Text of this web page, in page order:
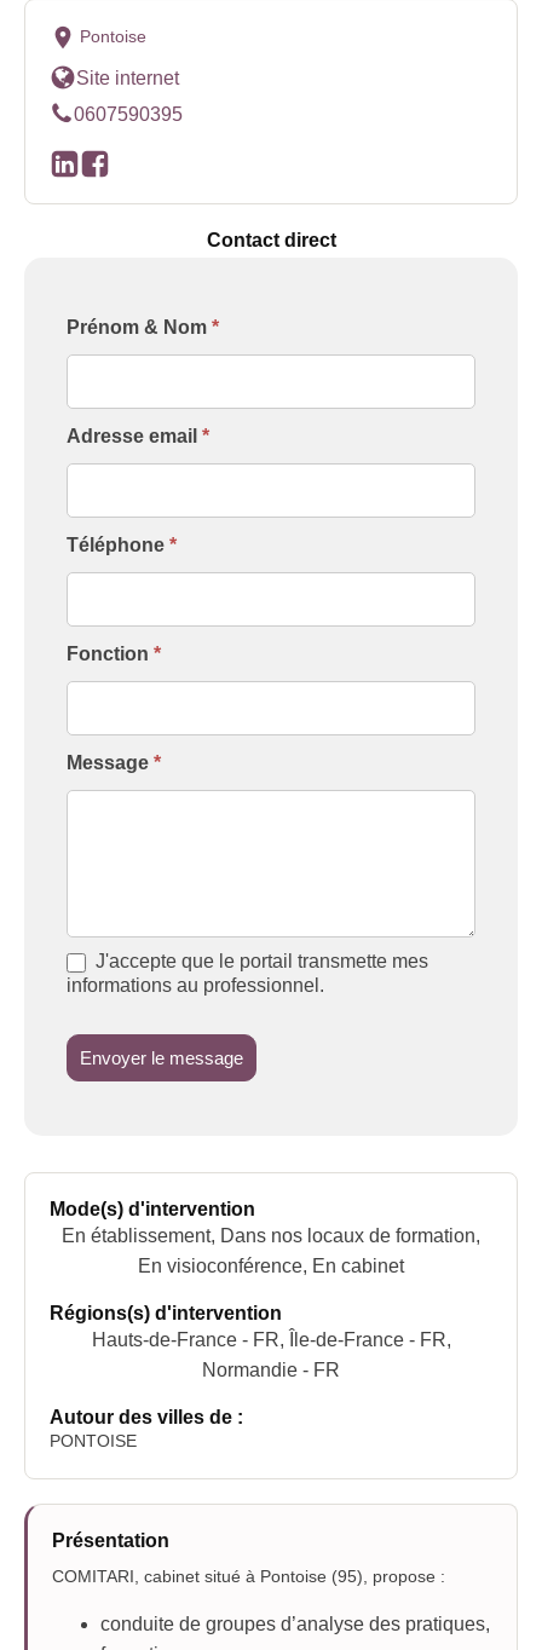
Pontoise
Site internet
0607590395
Contact direct
Formulaire
[Contact
Prénom & Nom *
Adresse email *
Téléphone *
Fonction *
Message *
J'accepte que le portail transmette mes
informations au professionnel.
Envoyer le message
Mode(s) d'intervention
En établissement, Dans nos locaux de formation,
En visioconférence, En cabinet
Régions(s) d'intervention
Hauts-de-France - FR, Île-de-France - FR,
Normandie - FR
Autour des villes de :
PONTOISE
Présentation
COMITARI, cabinet situé à Pontoise (95), propose :
conduite de groupes d’analyse des pratiques,